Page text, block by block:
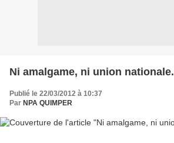
Ni amalgame, ni union nationale.
Publié le 22/03/2012 à 10:37
Par NPA QUIMPER